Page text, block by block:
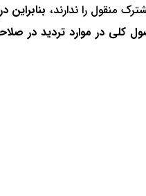
منقول را ندارند،
کلی در موارد تردید در